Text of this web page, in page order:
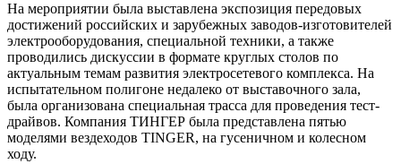
На мероприятии была выставлена экспозиция передовых
достижений российских и зарубежных заводов-изготовителей
электрооборудования, специальной техники, а также
проводились дискуссии в формате круглых столов по
актуальным темам развития электросетевого комплекса. На
испытательном полигоне недалеко от выставочного зала,
была организована специальная трасса для проведения тест-
драйвов. Компания ТИНГЕР была представлена пятью
моделями вездеходов TINGER, на гусеничном и колесном
ходу.